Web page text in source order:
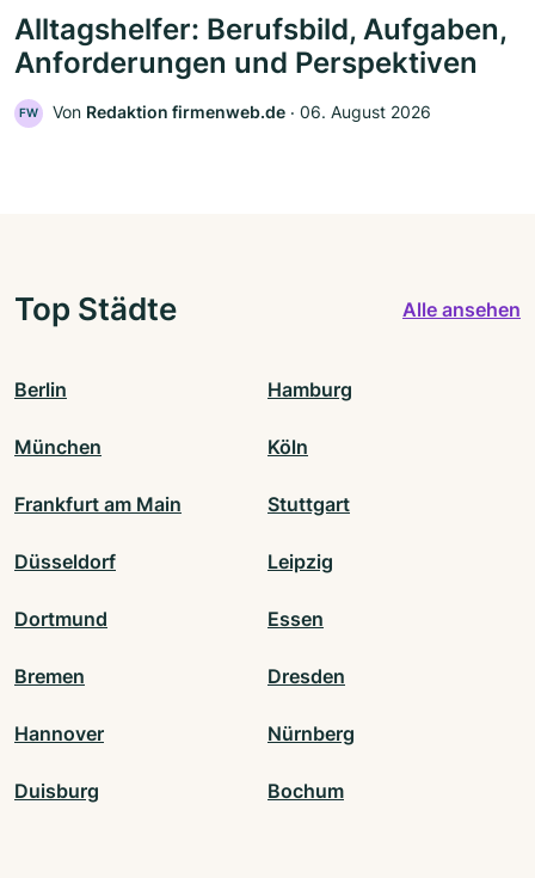
Alltagshelfer: Berufsbild, Aufgaben,
Anforderungen und Perspektiven
FW Von Redaktion firmenweb.de ‧ 06. August 2026
Top Städte Alle ansehen
Berlin Hamburg
München Köln
Frankfurt am Main Stuttgart
Düsseldorf Leipzig
Dortmund Essen
Bremen Dresden
Hannover Nürnberg
Duisburg Bochum